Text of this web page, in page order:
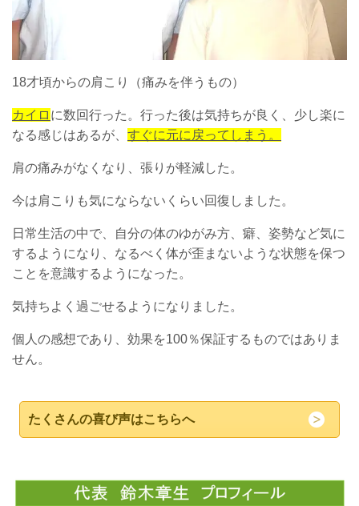
18才頃からの肩こり（痛みを伴うもの）
カイロ に数回行った。行った後は気持ちが良く、少し楽に
なる感じはあるが、 すぐに元に戻ってしまう。
肩の痛みがなくなり、張りが軽減した。
今は肩こりも気にならないくらい回復しました。
日常生活の中で、自分の体のゆがみ方、癖、姿勢など気に
するようになり、なるべく体が歪まないような状態を保つ
ことを意識するようになった。
気持ちよく過ごせるようになりました。
個人の感想であり、効果を100％保証するものではありま
せん。
たくさんの喜び声はこちらへ